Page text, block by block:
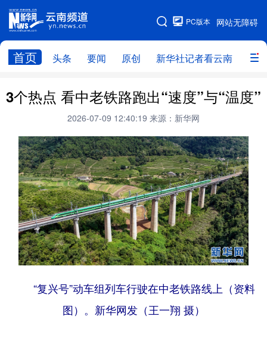
网站无障碍
PC版本
首页 头条 要闻 原创 新华社记者看云南 政务
网站地图
头条 云南要闻 本网原创
新华社记者看云南 政务
廉政 云南省领导报道集 旅游
教育
州市
社会
图片
经济 服务 云南故事
云南青年说 趣看文物
3个热点 看中老铁路跑出“速度”与“温度”
2026-07-09 12:40:19 来源：新华网
“复兴号”动车组列车行驶在中老铁路线上（资料
图）。新华网发（王一翔 摄）